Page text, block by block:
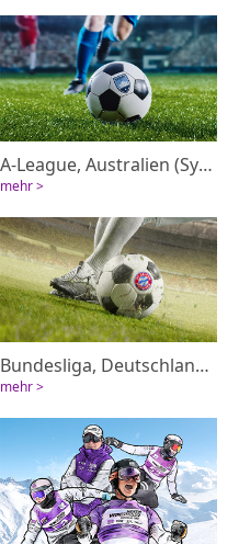
A-League, Australien (Sydney FC)
mehr >
Bundesliga, Deutschland (FC Bayern)
mehr >